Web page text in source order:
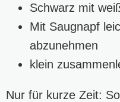
Schwarz mit
Mit Saugnapf
abzunehmen
klein
Nur für kurze Zeit: